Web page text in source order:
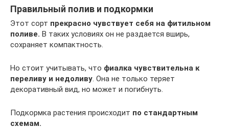
Правильный полив и подкормки
Этот сорт прекрасно чувствует себя на фитильном
поливе. В таких условиях он не раздается вширь,
сохраняет компактность.
Но стоит учитывать, что фиалка чувствительна к
переливу и недоливу. Она не только теряет
декоративный вид, но может и погибнуть.
Подкормка растения происходит по стандартным
схемам.